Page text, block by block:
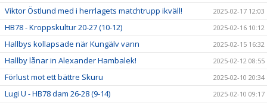
Viktor Östlund med i herrlagets matchtrupp ikväll! 2025-02-17 12:03
HB78 - Kroppskultur 20-27 (10-12) 2025-02-16 10:12
Hallbys kollapsade när Kungälv vann 2025-02-15 16:32
Hallby lånar in Alexander Hambalek! 2025-02-12 08:55
Förlust mot ett bättre Skuru 2025-02-10 20:34
Lugi U - HB78 dam 26-28 (9-14) 2025-02-10 09:17